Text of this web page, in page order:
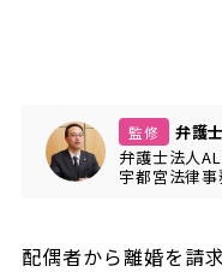
監修
弁護
弁護士法人
宇都宮法律
配偶者から離婚を請